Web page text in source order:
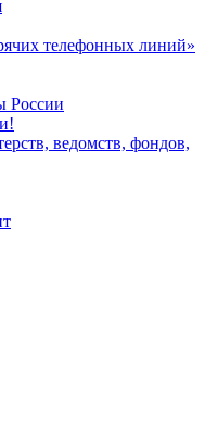
телефонных линий»
России
ведомств, фондов,